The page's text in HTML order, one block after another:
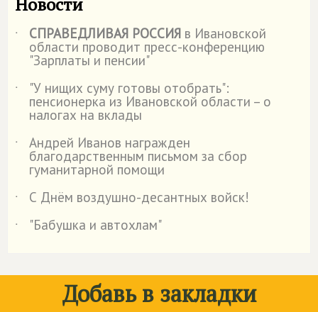
˙ СПРАВЕДЛИВАЯ РОССИЯ в Ивановской
области проводит пресс-конференцию
"Зарплаты и пенсии"
˙
"У нищих суму готовы отобрать":
пенсионерка из Ивановской области – о
налогах на вклады
˙
Андрей Иванов награжден
благодарственным письмом за сбор
гуманитарной помощи
˙
С Днём воздушно-десантных войск!
˙
"Бабушка и автохлам"
Добавь в закладки